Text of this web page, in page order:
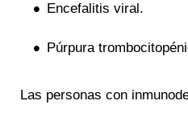
Encefalitis viral.
Púrpura
Las personas con